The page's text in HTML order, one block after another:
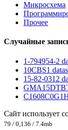
Микросхема
Прочее
Случайные
1-794954-2
10CBS1
15-82-0312
Сайт использует
79 / 0,136 / 7.4mb